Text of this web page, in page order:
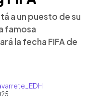
a un puesto de su
famosa
la fecha FIFA de